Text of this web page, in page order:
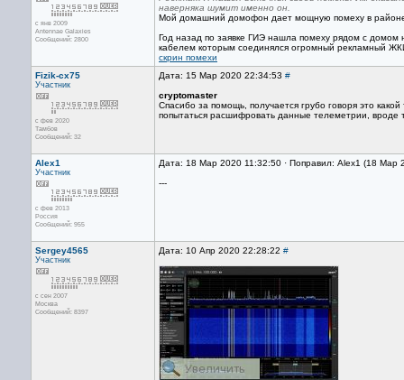
с янв 2009
Antennae Galaxies
Сообщений: 2800
наверняка шумит именно он.
Мой домашний домофон дает мощную помеху в
Год назад по заявке ГИЭ нашла помеху рядом с домом
кабелем которым соединялся огромный рекламный
скрин помехи
Fizik-cx75
Участник
с фев 2020
Тамбов
Сообщений: 32
Дата: 15 Мар 2020 22:34:53 #
cryptomaster
Спасибо за помощь, получается грубо говоря это
попытаться расшифровать данные телеметрии, вроде
Alex1
Участник
с фев 2013
Россия
Сообщений: 955
Дата: 18 Мар 2020 11:32:50 · Поправил: Alex1 (18 Мар
---
Sergey4565
Участник
с сен 2007
Москва
Сообщений: 8397
Дата: 10 Апр 2020 22:28:22 #